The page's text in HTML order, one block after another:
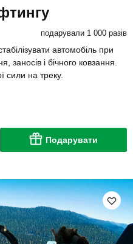
подарували 1 000 разів
автомобіль при
заносів і бічного ковзання.
сили на треку.
Подарувати